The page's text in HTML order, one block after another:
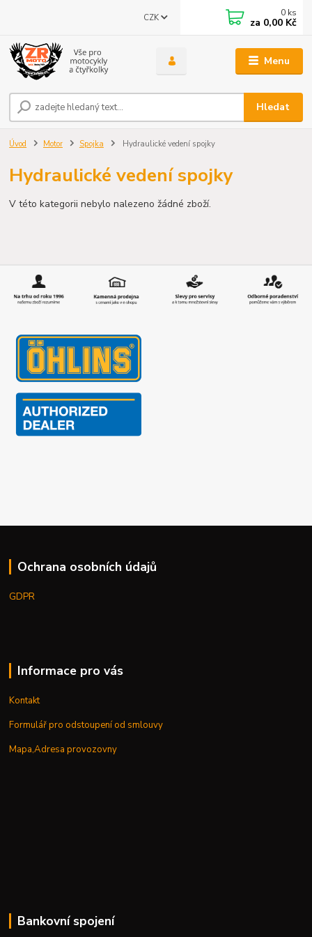
Menu
CZK
Hledat
0 ks
za 0,00 Kč
Úvod Motor Spojka Hydraulické vedení spojky
Hydraulické vedení spojky
V této kategorii nebylo nalezeno žádné zboží.
Ochrana osobních údajů
GDPR
Informace pro vás
Kontakt
Formulář pro odstoupení od smlouvy
Mapa,Adresa provozovny
Bankovní spojení